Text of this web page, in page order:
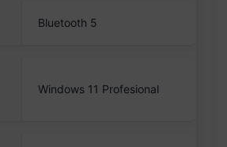
Bluetooth 5
Windows 11 Profesional